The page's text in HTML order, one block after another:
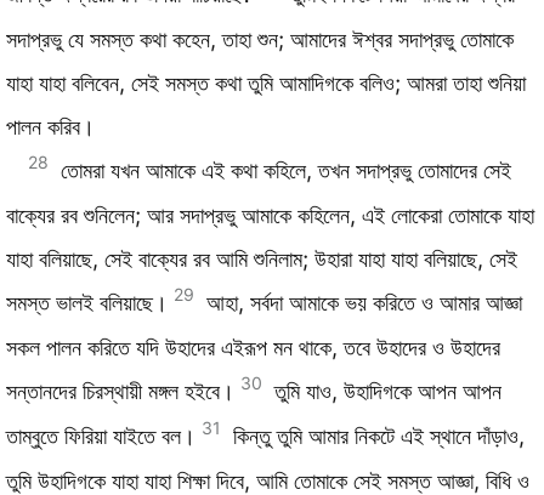
সদাপ্রভু যে সমস্ত কথা কহেন, তাহা শুন; আমাদের ঈশ্বর সদাপ্রভু তোমাকে
যাহা যাহা বলিবেন, সেই সমস্ত কথা তুমি আমাদিগকে বলিও; আমরা তাহা শুনিয়া
পালন করিব।
28
তোমরা যখন আমাকে এই কথা কহিলে, তখন সদাপ্রভু তোমাদের সেই
বাক্যের রব শুনিলেন; আর সদাপ্রভু আমাকে কহিলেন, এই লোকেরা তোমাকে যাহা
যাহা বলিয়াছে, সেই বাক্যের রব আমি শুনিলাম; উহারা যাহা যাহা বলিয়াছে, সেই
সমস্ত ভালই বলিয়াছে। 29
আহা, সর্বদা আমাকে ভয় করিতে ও আমার আজ্ঞা
সকল পালন করিতে যদি উহাদের এইরূপ মন থাকে, তবে উহাদের ও উহাদের
সন্তানদের চিরস্থায়ী মঙ্গল হইবে। 30 তুমি যাও, উহাদিগকে আপন আপন
তাম্বুতে ফিরিয়া যাইতে বল। 31
কিন্তু তুমি আমার নিকটে এই স্থানে দাঁড়াও,
তুমি উহাদিগকে যাহা যাহা শিক্ষা দিবে, আমি তোমাকে সেই সমস্ত আজ্ঞা, বিধি ও